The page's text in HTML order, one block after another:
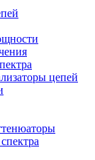
цепей